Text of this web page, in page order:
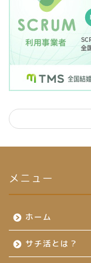
メニュー
ホーム
サチ活とは？